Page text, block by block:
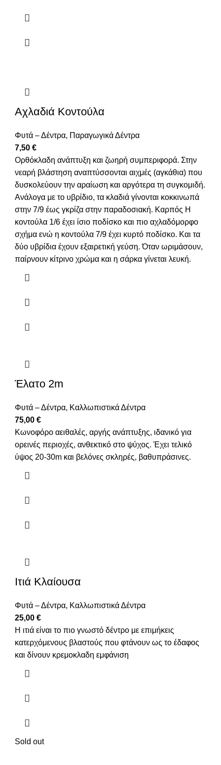
Αχλαδιά Κοντούλα
Φυτά – Δέντρα, Παραγωγικά Δέντρα
7,50 €
Ορθόκλαδη ανάπτυξη και ζωηρή συμπεριφορά. Στην
νεαρή βλάστηση αναπτύσσονται αιχμές (αγκάθια) που
δυσκολεύουν την αραίωση και αργότερα τη συγκομιδή.
Ανάλογα με το υβρίδιο, τα κλαδιά γίνονται κοκκινωπά
στην 7/9 έως γκρίζα στην παραδοσιακή. Καρπός Η
κοντούλα 1/6 έχει ίσιο ποδίσκο και πιο αχλαδόμορφο
σχήμα ενώ η κοντούλα 7/9 έχει κυρτό ποδίσκο. Και τα
δύο υβρίδια έχουν εξαιρετική γεύση. Όταν ωριμάσουν,
παίρνουν κίτρινο χρώμα και η σάρκα γίνεται λευκή.
Έλατο 2m
Φυτά – Δέντρα, Καλλωπιστικά Δέντρα
75,00 €
Κωνοφόρο αειθαλές, αργής ανάπτυξης, ιδανικό για
ορεινές περιοχές, ανθεκτικό στο ψύχος. Έχει τελικό
ύψος 20-30m και βελόνες σκληρές, βαθυπράσινες.
Ιτιά Κλαίουσα
Φυτά – Δέντρα, Καλλωπιστικά Δέντρα
25,00 €
Η ιτιά είναι το πιο γνωστό δέντρο με επιμήκεις
κατερχόμενους βλαστούς που φτάνουν ως το έδαφος
και δίνουν κρεμoκλαδη εμφάνιση
Sold out